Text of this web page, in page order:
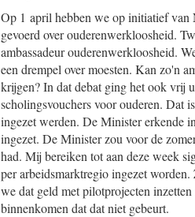
Op 1 april hebben we op initiatief van
gevoerd over ouderenwerkloosheid.
ambassadeur ouderenwerkloosheid.
een drempel over moesten. Kan zo'n
krijgen? In dat debat ging het ook vrij
scholingsvouchers voor ouderen. Dat
ingezet werden. De Minister erkende
ingezet. De Minister zou voor de
had. Mij bereiken tot aan deze week
per arbeidsmarktregio ingezet
we dat geld met pilotprojecten
binnenkomen dat dat niet gebeurt.